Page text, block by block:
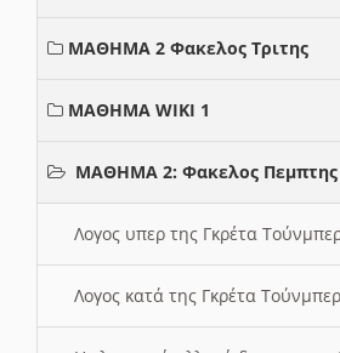
ΜΑΘΗΜΑ 2 Φακελος Τριτης
ΜΑΘΗΜΑ WIKI 1
ΜΑΘΗΜΑ 2: Φακελος Πεμπτης
Λογος υπερ της Γκρέτα
Λογος κατά της Γκρέτα